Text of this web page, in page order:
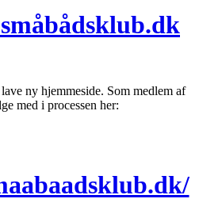
ny hjemmeside. Som medlem af
med i processen her: